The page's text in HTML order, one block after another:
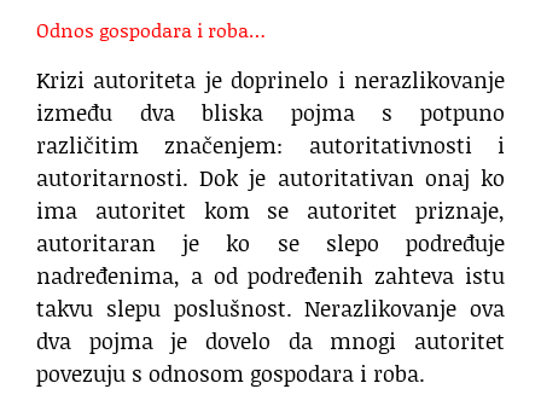
Odnos gospodara i roba…
Krizi autoriteta je doprinelo i nerazlikovanje
između dva bliska pojma s potpuno
različitim značenjem: autoritativnosti i
autoritarnosti. Dok je autoritativan onaj ko
ima autoritet kom se autoritet priznaje,
autoritaran je ko se slepo podređuje
nadređenima, a od podređenih zahteva istu
takvu slepu poslušnost. Nerazlikovanje ova
dva pojma je dovelo da mnogi autoritet
povezuju s odnosom gospodara i roba.